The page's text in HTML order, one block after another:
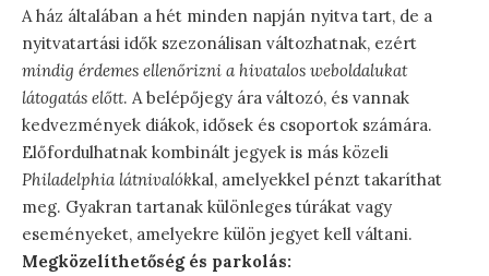
A ház általában a hét minden napján nyitva tart, de a
nyitvatartási idők szezonálisan változhatnak, ezért
mindig érdemes ellenőrizni a hivatalos weboldalukat
látogatás előtt. A belépőjegy ára változó, és vannak
kedvezmények diákok, idősek és csoportok számára.
Előfordulhatnak kombinált jegyek is más közeli
Philadelphia látnivalókkal, amelyekkel pénzt takaríthat
meg. Gyakran tartanak különleges túrákat vagy
eseményeket, amelyekre külön jegyet kell váltani.
Megközelíthetőség és parkolás: